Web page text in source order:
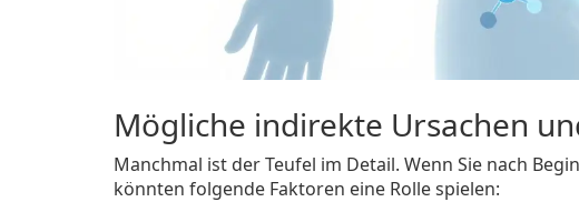
Mögliche indirekte Ursachen
Manchmal ist der Teufel im Detail. Wenn Sie nach
könnten folgende Faktoren eine Rolle spielen: